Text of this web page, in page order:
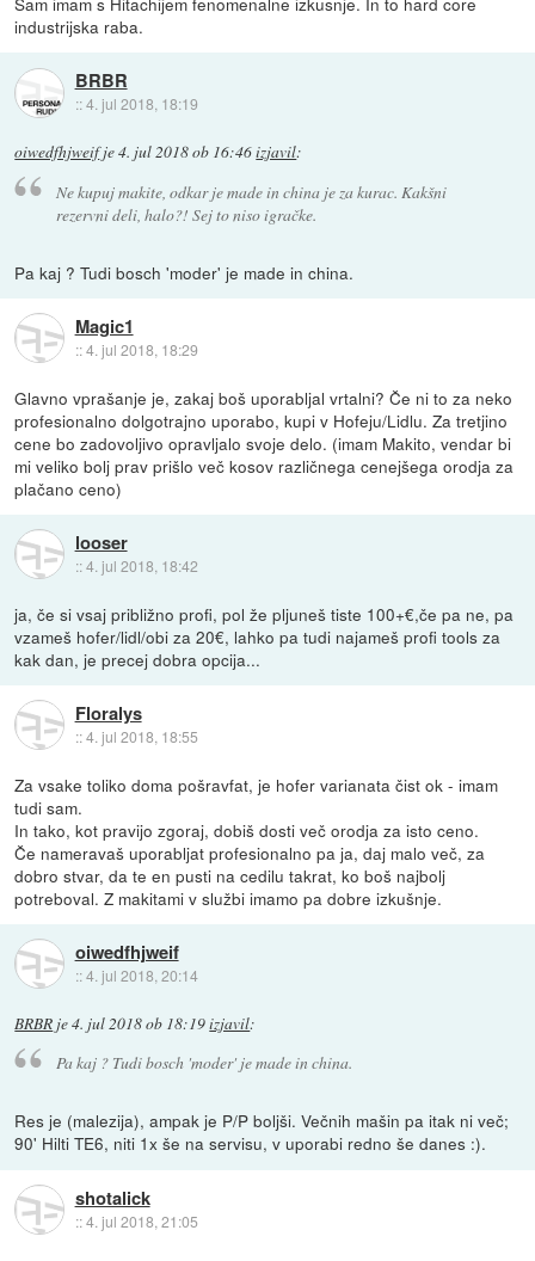
industrijska raba.
BRBR
::4. jul 2018, 18:19
oiwedfhjweifje4. jul 2018 ob 16:46izjavil:
Ne kupuj makite, odkar je made in china je za kurac. Kakšni
rezervni deli, halo?! Sej to niso igračke.
Pa kaj ? Tudi bosch 'moder' je made in china.
Magic1
::4. jul 2018, 18:29
Glavno vprašanje je, zakaj boš uporabljal vrtalni? Če ni to za neko
profesionalno dolgotrajno uporabo, kupi v Hofeju/Lidlu. Za tretjino
cene bo zadovoljivo opravljalo svoje delo. (imam Makito, vendar bi
mi veliko bolj prav prišlo več kosov različnega cenejšega orodja za
plačano ceno)
looser
::4. jul 2018, 18:42
ja, če si vsaj približno profi, pol že pljuneš tiste 100+€,če pa ne, pa
vzameš hofer/lidl/obi za 20€, lahko pa tudi najameš profi tools za
kak dan, je precej dobra opcija...
Floralys
::4. jul 2018, 18:55
Za vsake toliko doma pošravfat, je hofer varianata čist ok - imam
tudi sam.
In tako, kot pravijo zgoraj, dobiš dosti več orodja za isto ceno.
Če nameravaš uporabljat profesionalno pa ja, daj malo več, za
dobro stvar, da te en pusti na cedilu takrat, ko boš najbolj
potreboval. Z makitami v službi imamo pa dobre izkušnje.
oiwedfhjweif
::4. jul 2018, 20:14
BRBR je4. jul 2018 ob 18:19izjavil:
Pa kaj ? Tudi bosch 'moder' je made in china.
Res je (malezija), ampak je P/P boljši. Večnih mašin pa itak ni več;
90' Hilti TE6, niti 1x še na servisu, v uporabi redno še danes :).
shotalick
::4. jul 2018, 21:05